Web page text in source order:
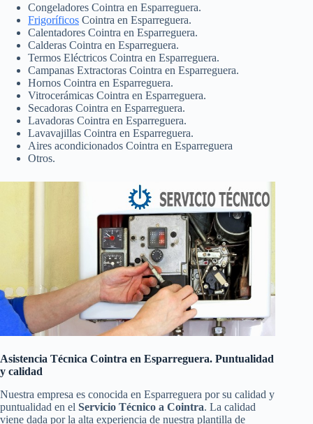
Congeladores Cointra en Esparreguera.
Frigoríficos Cointra en Esparreguera.
Calentadores Cointra en Esparreguera.
Calderas Cointra en Esparreguera.
Termos Eléctricos Cointra en Esparreguera.
Campanas Extractoras Cointra en Esparreguera.
Hornos Cointra en Esparreguera.
Vitrocerámicas Cointra en Esparreguera.
Secadoras Cointra en Esparreguera.
Lavadoras Cointra en Esparreguera.
Lavavajillas Cointra en Esparreguera.
Aires acondicionados Cointra en Esparreguera
Otros.
Asistencia Técnica Cointra en Esparreguera. Puntualidad
y calidad
Nuestra empresa es conocida en Esparreguera por su calidad y
puntualidad en el Servicio Técnico a Cointra. La calidad
viene dada por la alta experiencia de nuestra plantilla de